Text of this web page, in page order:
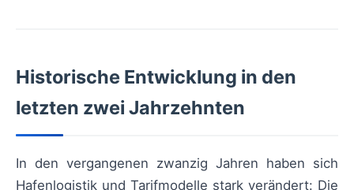
Historische Entwicklung in den
letzten zwei Jahrzehnten
In den vergangenen zwanzig Jahren haben sich
Hafenlogistik und Tarifmodelle stark verändert: Die